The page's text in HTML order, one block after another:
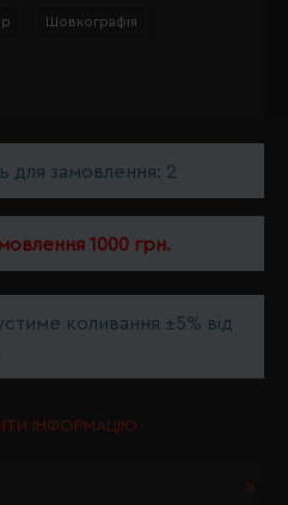
Шовкографія
для замовлення: 2
1000 грн.
коливання ±5% від
ІНФОРМАЦІЮ